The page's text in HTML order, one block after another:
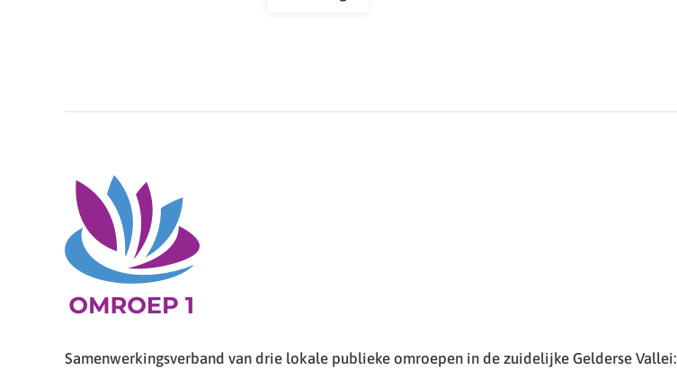
Samenwerkingsverband van drie lokale publieke omroepen in de zuidelijke Gelderse Vallei: